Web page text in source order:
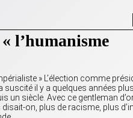
l’humanisme
» L’élection comme
suscité il y a quelques années
un siècle. Avec ce gentleman
on, plus de racisme, plus